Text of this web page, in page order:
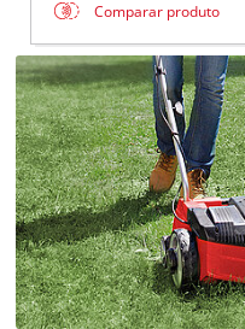
Comparar produto